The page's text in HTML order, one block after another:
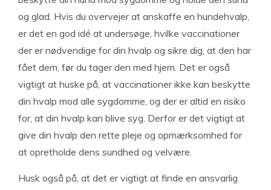
og glad. Hvis du overvejer at anskaffe en hundehvalp,
er det en god idé at undersøge, hvilke vaccinationer
der er nødvendige for din hvalp og sikre dig, at den har
fået dem, før du tager den med hjem. Det er også
vigtigt at huske på, at vaccinationer ikke kan beskytte
din hvalp mod alle sygdomme, og der er altid en risiko
for, at din hvalp kan blive syg. Derfor er det vigtigt at
give din hvalp den rette pleje og opmærksomhed for
at opretholde dens sundhed og velvære.
Husk også på, at det er vigtigt at finde en ansvarlig